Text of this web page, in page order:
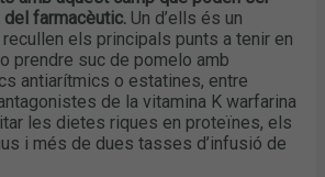
farmacèutic. Un d’ells és un
els principals punts a tenir en
prendre suc de pomelo amb
antiarítmics o estatines, entre
de la vitamina K warfarina
les dietes riques en proteïnes, els
i més de dues tasses d’infusió de